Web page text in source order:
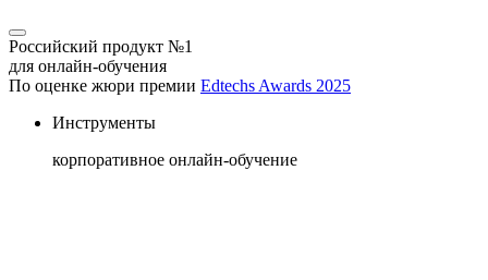
Российский продукт №1
для онлайн-обучения
По оценке жюри премии Edtechs Awards 2025
Инструменты
корпоративное онлайн-обучение